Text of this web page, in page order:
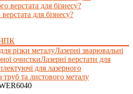
для бізнесу?
ЧПК
різки металуЛазерні зварювальні
очисткиЛазерні верстати для
для лазерного
труб та листового металу